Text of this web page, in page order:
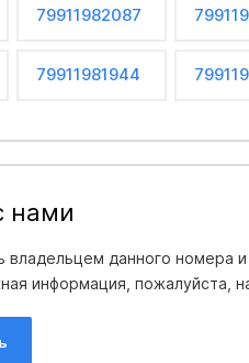
79911982087
79911981944
нами
владельцем данного номера
информация, пожалуйста,